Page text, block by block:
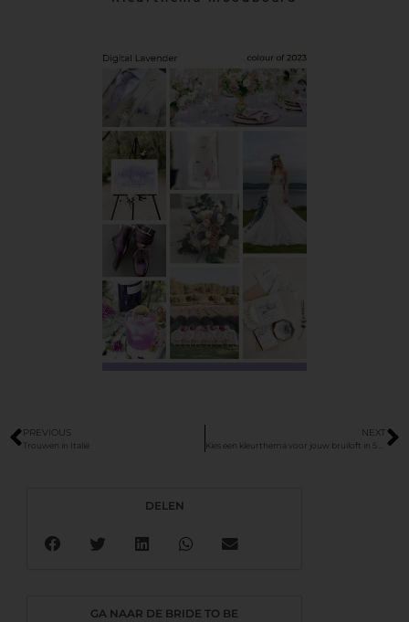
DELEN
GA NAAR DE BRIDE TO BE
PREVIOUS
Trouwen in Italië
NEXT